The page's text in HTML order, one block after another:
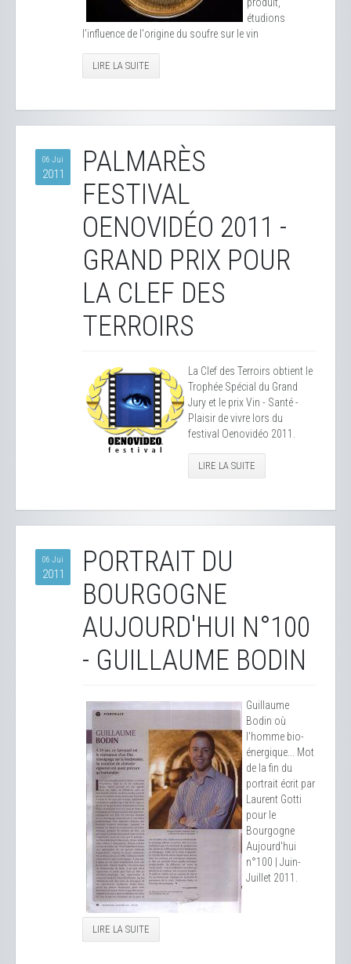
étudions
l'influence de l'origine du soufre sur le vin
LIRE LA SUITE
06 Jui
2011
PALMARÈS
FESTIVAL
OENOVIDÉO 2011 -
GRAND PRIX POUR
LA CLEF DES
TERROIRS
La Clef des Terroirs obtient le
Trophée Spécial du Grand
Jury et le prix Vin - Santé -
Plaisir de vivre lors du
festival Oenovidéo 2011.
LIRE LA SUITE
06 Jui
2011
PORTRAIT DU
BOURGOGNE
AUJOURD'HUI N°100
- GUILLAUME BODIN
Guillaume
Bodin où
l'homme bio-
énergique... Mot
de la fin du
portrait écrit par
Laurent Gotti
pour le
Bourgogne
Aujourd'hui
n°100 | Juin-
Juillet 2011.
LIRE LA SUITE